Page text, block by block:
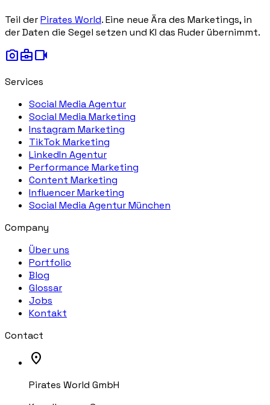
Teil derPirates World. Eine neue Ära des Marketings, in
der Daten die Segel setzen und KI das Ruder übernimmt.
photo_camerabusiness_centervideocam
Services
Social Media Agentur
Social Media Marketing
Instagram Marketing
TikTok Marketing
LinkedIn Agentur
Performance Marketing
Content Marketing
Influencer Marketing
Social Media Agentur München
Company
Über uns
Portfolio
Blog
Glossar
Jobs
Kontakt
Contact
location_on
Pirates World GmbH